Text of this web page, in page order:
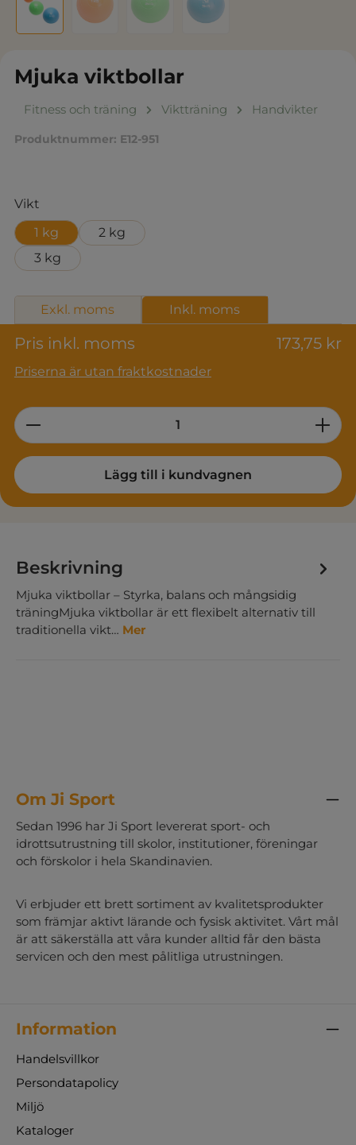
Mjuka viktbollar
Fitness och träning Viktträning Handvikter
Produktnummer: E12-951
Pris inkl. moms 173,75 kr
Priserna är utan fraktkostnader
Välj
Vikt
1 kg
2 kg
3 kg
Exkl. moms Inkl. moms
Product Quantity: Enter the desired
Lägg till i kundvagnen
Beskrivning
Mjuka viktbollar – Styrka, balans och mångsidig
träningMjuka viktbollar är ett flexibelt alternativ till
traditionella vikt… Mer
Om Ji Sport
Sedan 1996 har Ji Sport levererat sport- och
idrottsutrustning till skolor, institutioner, föreningar
och förskolor i hela Skandinavien.
Vi erbjuder ett brett sortiment av kvalitetsprodukter
som främjar aktivt lärande och fysisk aktivitet. Vårt mål
är att säkerställa att våra kunder alltid får den bästa
servicen och den mest pålitliga utrustningen.
Information
Handelsvillkor
Persondatapolicy
Miljö
Kataloger